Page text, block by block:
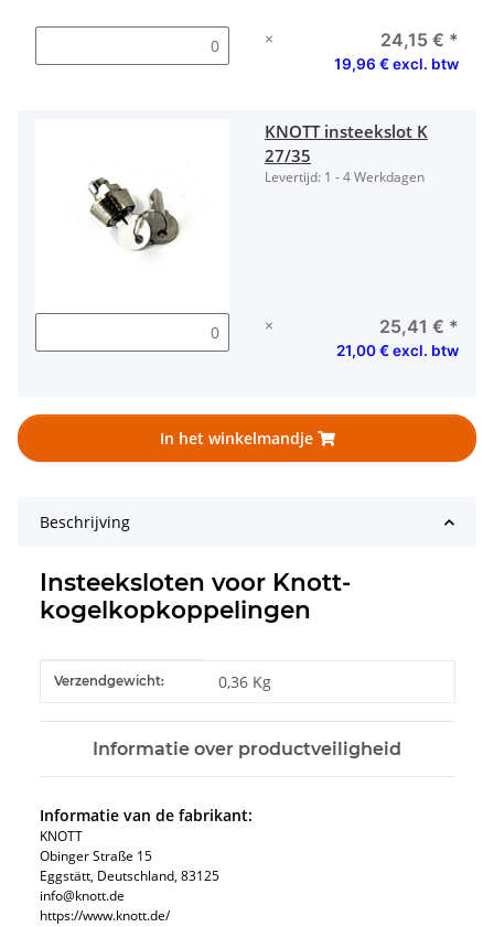
× 24,15 € *
19,96 € excl. btw
KNOTT insteekslot K
27/35
Levertijd: 1 - 4 Werkdagen
× 25,41 € *
21,00 € excl. btw
In het winkelmandje
Beschrijving
Insteeksloten voor Knott-
kogelkopkoppelingen
#productDetails.itemInformation#
#productDetails.itemValue#
Verzendgewicht: 0,36 Kg
Informatie over productveiligheid
Informatie van de fabrikant:
KNOTT
Obinger Straße 15
Eggstätt, Deutschland, 83125
info@knott.de
https://www.knott.de/